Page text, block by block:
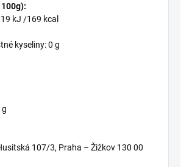
kJ /169 kcal
kyseliny: 0 g
g
107/3, Praha – Žižkov 130 00